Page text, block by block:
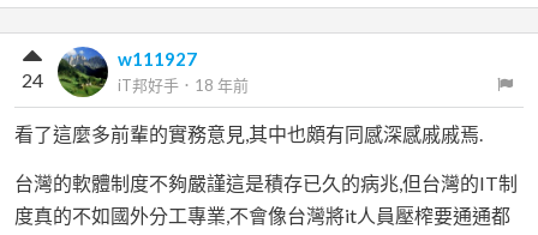
w111927
iT邦好手 ． 18 年前
24
看了這麼多前輩的實務意見,其中也頗有同感深感戚戚焉.
台灣的軟體制度不夠嚴謹這是積存已久的病兆,但台灣的IT制
度真的不如國外分工專業,不會像台灣將it人員壓榨要通通都